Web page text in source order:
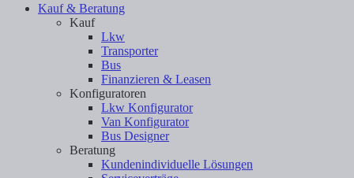
Kauf & Beratung
Kauf
Lkw
Transporter
Bus
Finanzieren & Leasen
Konfiguratoren
Lkw Konfigurator
Van Konfigurator
Bus Designer
Beratung
Kundenindividuelle Lösungen